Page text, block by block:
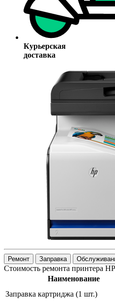
Курьерская
доставка
Ремонт Заправка
Стоимость ремонта принтера
Наименование
Заправка картриджа (1 шт.)